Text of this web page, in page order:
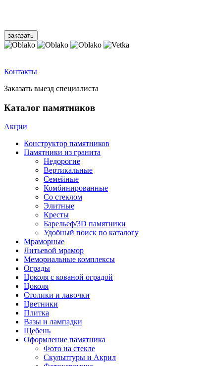
Контакты
Заказать выезд специалиста
Каталог памятников
Акции
Конструктор памятников
Памятники из гранита
Недорогие
Вертикальные
Семейные
Комбинированные
Со стеклом
Элитные
Кресты
Барельеф/3D памятники
Удобный поиск по каталогу
Мраморные
Литьевой мрамор
Мемориальные комплексы
Ограды
Цоколя с кованой оградой
Цоколя
Столики и лавочки
Цветники
Плитка
Вазы и лампадки
Щебень
Оформление памятника
Фото на стекле
Скульптуры и Акрил